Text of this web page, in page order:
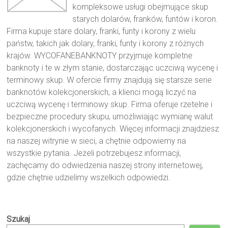
kompleksowe usługi obejmujące skup
starych dolarów, franków, funtów i koron.
Firma kupuje stare dolary, franki, funty i korony z wielu
państw, takich jak dolary, franki, funty i korony z różnych
krajów. WYCOFANEBANKNOTY przyjmuje kompletne
banknoty i te w złym stanie, dostarczając uczciwą wycenę i
terminowy skup. W ofercie firmy znajdują się starsze serie
banknotów kolekcjonerskich, a klienci mogą liczyć na
uczciwą wycenę i terminowy skup. Firma oferuje rzetelne i
bezpieczne procedury skupu, umożliwiając wymianę walut
kolekcjonerskich i wycofanych. Więcej informacji znajdziesz
na naszej witrynie w sieci, a chętnie odpowiemy na
wszystkie pytania. Jeżeli potrzebujesz informacji,
zachęcamy do odwiedzenia naszej strony internetowej,
gdzie chętnie udzielimy wszelkich odpowiedzi.
Szukaj